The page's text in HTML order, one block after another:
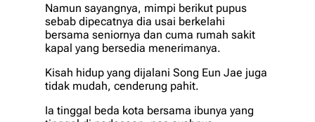
Namun sayangnya, mimpi berikut pupus
sebab dipecatnya dia usai berkelahi
bersama seniornya dan cuma rumah sakit
kapal yang bersedia menerimanya.
Kisah hidup yang dijalani Song Eun Jae juga
tidak mudah, cenderung pahit.
Ia tinggal beda kota bersama ibunya yang